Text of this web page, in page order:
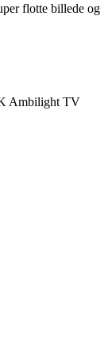
flotte billede og
Ambilight TV